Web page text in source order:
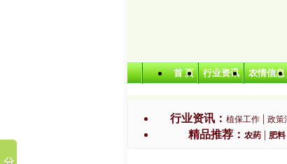
首 页 行业资讯 农情信息
行业资讯： 植保工作 | 政策
精品推荐： 农药| 肥料